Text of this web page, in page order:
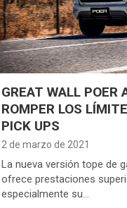
GREAT WALL POER
ROMPER LOS
PICK UPS
2 de marzo de 2021
La nueva versión tope de
ofrece prestaciones
especialmente su…